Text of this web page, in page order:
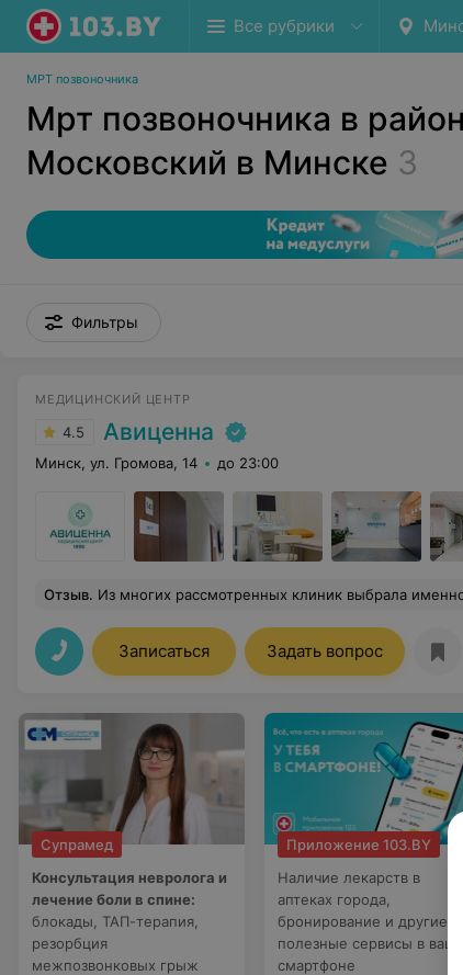
Все рубрики
МРТ позвоночника
Мрт позвоночника в
Московский в Минске 3
Фильтры
МЕДИЦИНСКИЙ ЦЕНТР
4.5 Авиценна
Минск, ул. Громова, 14 до 23:00
Отзыв. Из многих рассмотренных клиник выбрала именно эту, и не пожалела. Спасибо большое за
Записаться Задать вопрос
Супрамед
Консультация невролога и
лечение боли в спине:
блокады, ТАП-терапия,
резорбция
межпозвонковых грыж
Приложение 103.BY
Наличие лекарств в
аптеках города,
бронирование и другие
полезные сервисы в
смартфоне